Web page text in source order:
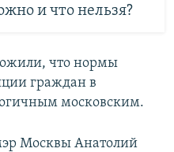
и что нельзя?
что нормы
граждан в
московским.
Москвы Анатолий